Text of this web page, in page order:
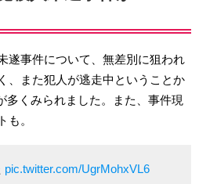
遂事件について、無差別に狙われ
、また犯人が逃走中ということか
多くみられました。また、事件現
も。
pic.twitter.com/UgrMohxVL6